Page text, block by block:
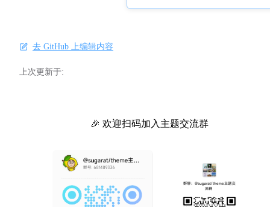
去 GitHub 上编辑内容
上次更新于:
🎉 欢迎扫码加入主题交流群